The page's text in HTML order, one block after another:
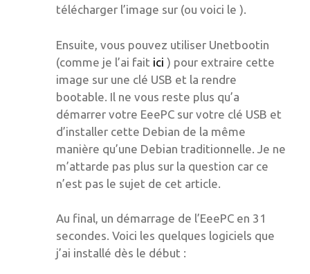
télécharger l’image sur (ou voici le ).
Ensuite, vous pouvez utiliser Unetbootin
(comme je l’ai fait ici ) pour extraire cette
image sur une clé USB et la rendre
bootable. Il ne vous reste plus qu’a
démarrer votre EeePC sur votre clé USB et
d’installer cette Debian de la même
manière qu’une Debian traditionnelle. Je ne
m’attarde pas plus sur la question car ce
n’est pas le sujet de cet article.
Au final, un démarrage de l’EeePC en 31
secondes. Voici les quelques logiciels que
j’ai installé dès le début :